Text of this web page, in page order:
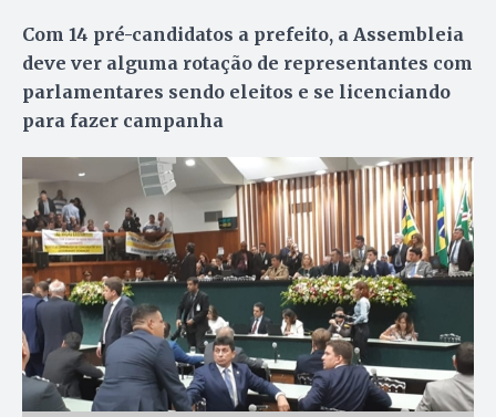
Com 14 pré-candidatos a prefeito, a Assembleia
deve ver alguma rotação de representantes com
parlamentares sendo eleitos e se licenciando
para fazer campanha